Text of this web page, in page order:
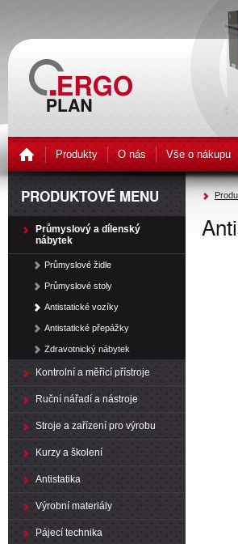
Produkty O nás Vše o nákupu
PRODUKTOVÉ MENU
Průmyslový a dílenský
nábytek
Průmyslové židle
Průmyslové stoly
Antistatické vozíky
Antistatické přepážky
Zdravotnický nábytek
Kontrolní a měřicí přístroje
Ruční nářadí a nástroje
Stroje a zařízení pro výrobu
Kurzy a školení
Antistatika
Výrobní materiály
Pájecí technika